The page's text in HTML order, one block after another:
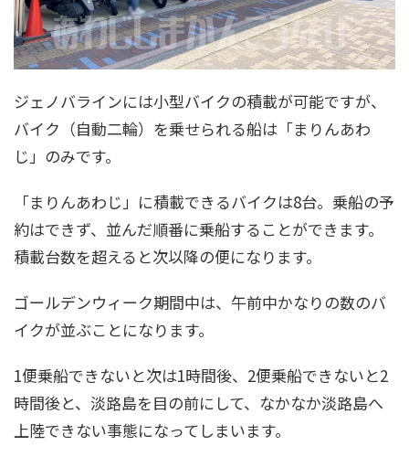
ジェノバラインには小型バイクの積載が可能ですが、
バイク（自動二輪）を乗せられる船は「まりんあわ
じ」のみです。
「まりんあわじ」に積載できるバイクは8台。乗船の予
約はできず、並んだ順番に乗船することができます。
積載台数を超えると次以降の便になります。
ゴールデンウィーク期間中は、午前中かなりの数のバ
イクが並ぶことになります。
1便乗船できないと次は1時間後、2便乗船できないと2
時間後と、淡路島を目の前にして、なかなか淡路島へ
上陸できない事態になってしまいます。